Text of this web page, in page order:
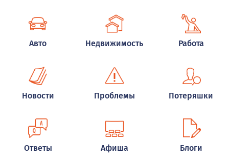
Авто Недвижимость Работа
Новости Проблемы Потеряшки
Ответы Афиша Блоги